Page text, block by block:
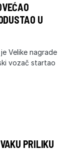
U
Velike nagrade
vozač startao
PRILIKU